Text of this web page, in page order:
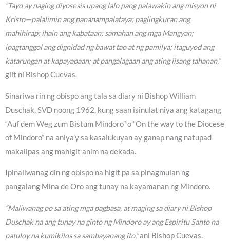
“Tayo ay naging diyosesis upang lalo pang palawakin ang misyon ni
Kristo—palalimin ang pananampalataya; paglingkuran ang
mahihirap; ihain ang kabataan; samahan ang mga Mangyan;
ipagtanggol ang dignidad ng bawat tao at ng pamilya; itaguyod ang
katarungan at kapayapaan; at pangalagaan ang ating iisang tahanan,”
giit ni Bishop Cuevas.
Sinariwa rin ng obispo ang tala sa diary ni Bishop William
Duschak, SVD noong 1962, kung saan isinulat niya ang katagang
“Auf dem Weg zum Bistum Mindoro” o “On the way to the Diocese
of Mindoro” na aniya’y sa kasalukuyan ay ganap nang natupad
makalipas ang mahigit anim na dekada.
Ipinaliwanag din ng obispo na higit pa sa pinagmulan ng
pangalang Mina de Oro ang tunay na kayamanan ng Mindoro.
“Maliwanag po sa ating mga pagbasa, at maging sa diary ni Bishop
Duschak na ang tunay na ginto ng Mindoro ay ang Espiritu Santo na
patuloy na kumikilos sa sambayanang ito,”ani Bishop Cuevas.